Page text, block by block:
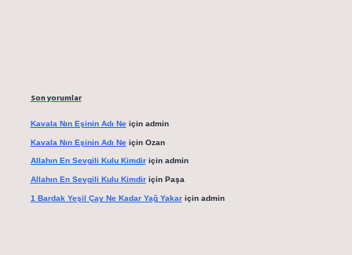
Son yorumlar
Kavala Nın Eşinin Adı Neiçin admin
Kavala Nın Eşinin Adı Neiçin Ozan
Allahın En Sevgili Kulu Kimdiriçin admin
Allahın En Sevgili Kulu Kimdiriçin Paşa
1 Bardak Yeşil Çay Ne Kadar Yağ Yakariçin admin